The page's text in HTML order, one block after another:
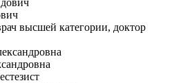
высшей категории, доктор